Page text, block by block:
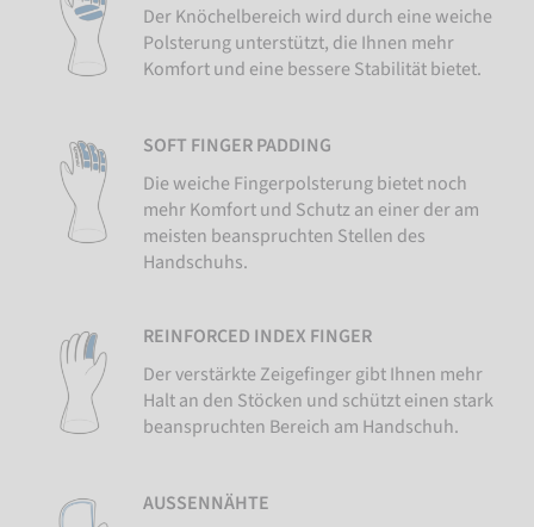
Der Knöchelbereich wird durch eine weiche
Polsterung unterstützt, die Ihnen mehr
Komfort und eine bessere Stabilität bietet.
SOFT FINGER PADDING
Die weiche Fingerpolsterung bietet noch
mehr Komfort und Schutz an einer der am
meisten beanspruchten Stellen des
Handschuhs.
REINFORCED INDEX FINGER
Der verstärkte Zeigefinger gibt Ihnen mehr
Halt an den Stöcken und schützt einen stark
beanspruchten Bereich am Handschuh.
AUSSENNÄHTE